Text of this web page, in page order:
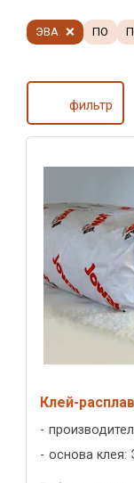
ЭВА ПО
фильтр
Клей-
основа клея: